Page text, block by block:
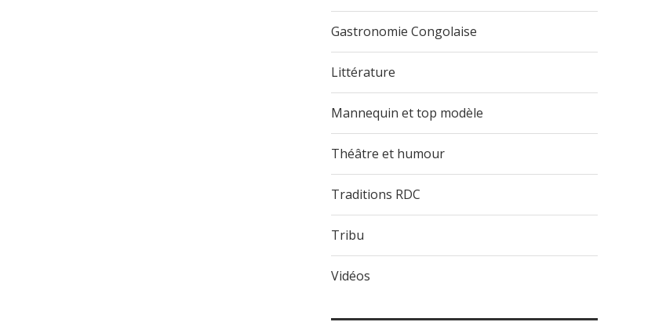
Gastronomie Congolaise
Littérature
Mannequin et top modèle
Théâtre et humour
Traditions RDC
Tribu
Vidéos